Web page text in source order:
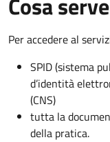
Per accedere al
SPID (sistema
d’identità
(CNS)
tutta la
della pratica.